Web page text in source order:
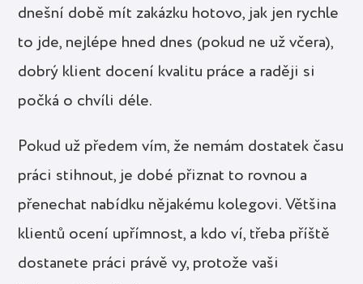
dnešní době mít zakázku hotovo, jak jen rychle
to jde, nejlépe hned dnes (pokud ne už včera),
dobrý klient docení kvalitu práce a raději si
počká o chvíli déle.
Pokud už předem vím, že nemám dostatek času
práci stihnout, je dobé přiznat to rovnou a
přenechat nabídku nějakému kolegovi. Většina
klientů ocení upřímnost, a kdo ví, třeba příště
dostanete práci právě vy, protože vaši